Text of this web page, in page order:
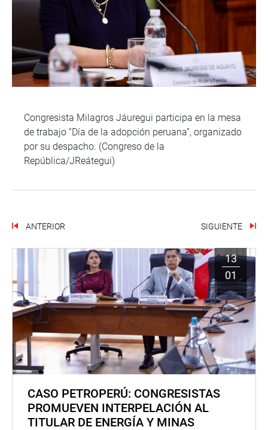
Congresista Milagros Jáuregui participa en la mesa
de trabajo “Día de la adopción peruana”, organizado
por su despacho. (Congreso de la
República/JReátegui)
ANTERIOR SIGUIENTE
13
01
CASO PETROPERÚ: CONGRESISTAS
PROMUEVEN INTERPELACIÓN AL
TITULAR DE ENERGÍA Y MINAS